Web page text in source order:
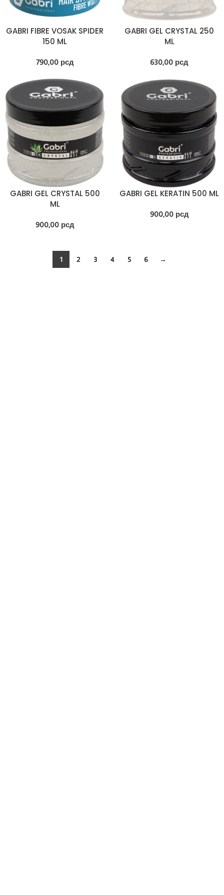
GABRI FIBRE VOSAK SPIDER
150 ML
790,00 рсд
GABRI GEL CRYSTAL 250
ML
630,00 рсд
GABRI GEL CRYSTAL 500
ML
900,00 рсд
GABRI GEL KERATIN 500 ML
900,00 рсд
1 2 3 4 5 6 →